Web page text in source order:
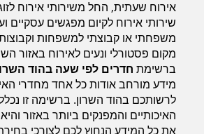
אירוח שעתית, החל משירותי אירוח
שירותי אירוח לקיום מפגשים עסקיים
משפחתי או קבוצתי למשפחות
מקום פסטורלי ונעים לאירוח באזור
ברשימת חדרים לפי שעה בהוד
מידע מורחב אודות כל אחד מחדרי
לרשותכם בהוד השרון. ברשימה זו
האיכותיים והמפנקים ביותר באזור
את כל המידע הנחוץ לכם לצורכי